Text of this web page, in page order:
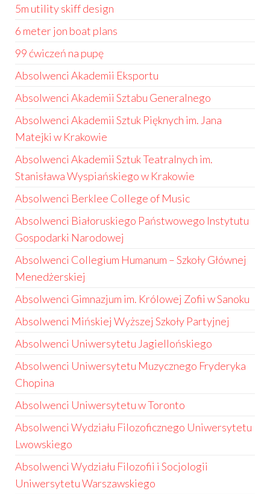
5m utility skiff design
6 meter jon boat plans
99 ćwiczeń na pupę
Absolwenci Akademii Eksportu
Absolwenci Akademii Sztabu Generalnego
Absolwenci Akademii Sztuk Pięknych im. Jana
Matejki w Krakowie
Absolwenci Akademii Sztuk Teatralnych im.
Stanisława Wyspiańskiego w Krakowie
Absolwenci Berklee College of Music
Absolwenci Białoruskiego Państwowego Instytutu
Gospodarki Narodowej
Absolwenci Collegium Humanum – Szkoły Głównej
Menedżerskiej
Absolwenci Gimnazjum im. Królowej Zofii w Sanoku
Absolwenci Mińskiej Wyższej Szkoły Partyjnej
Absolwenci Uniwersytetu Jagiellońskiego
Absolwenci Uniwersytetu Muzycznego Fryderyka
Chopina
Absolwenci Uniwersytetu w Toronto
Absolwenci Wydziału Filozoficznego Uniwersytetu
Lwowskiego
Absolwenci Wydziału Filozofii i Socjologii
Uniwersytetu Warszawskiego